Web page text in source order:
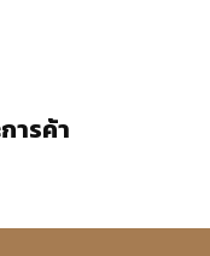
ารค้า